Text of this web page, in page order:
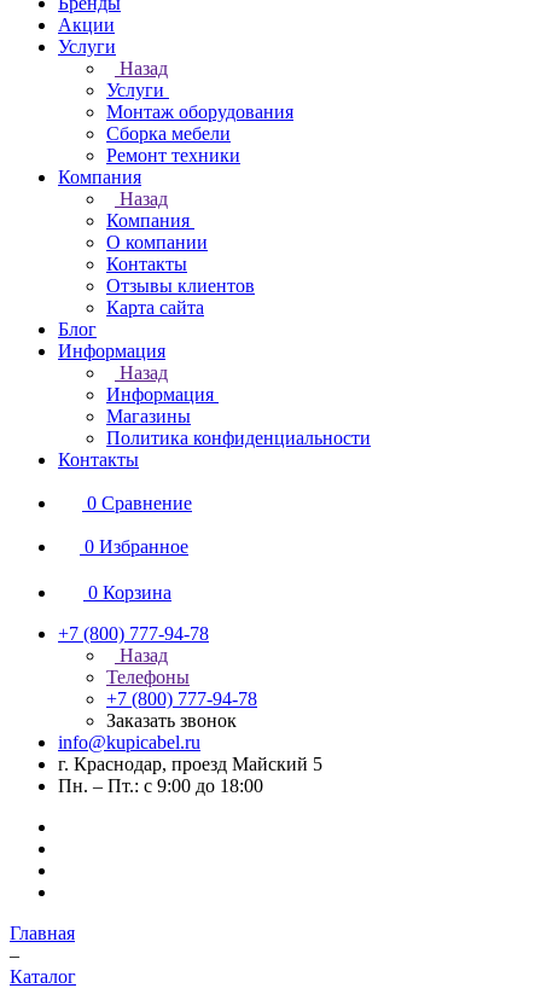
Акции
Услуги
Назад
Услуги
Монтаж оборудования
Сборка мебели
Ремонт техники
Компания
Назад
Компания
О компании
Контакты
Отзывы клиентов
Карта сайта
Блог
Информация
Назад
Информация
Магазины
Политика конфиденциальности
Контакты
0 Сравнение
0 Избранное
0 Корзина
+7 (800) 777-94-78
Назад
Телефоны
+7 (800) 777-94-78
Заказать звонок
info@kupicabel.ru
г. Краснодар, проезд Майский 5
Пн. – Пт.: с 9:00 до 18:00
Главная
–
Каталог